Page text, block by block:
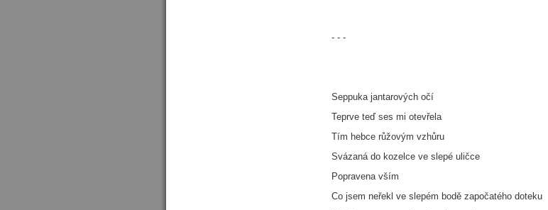
- - -
Seppuka jantarových očí
Teprve teď ses mi otevřela
Tím hebce růžovým vzhůru
Svázaná do kozelce ve slepé uličce
Popravena vším
Co jsem neřekl ve slepém bodě započatého doteku